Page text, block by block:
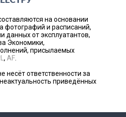
на основании
фотографий и расписаний,
данных от эксплуатантов,
Экономики,
присылаемых
, AF
несёт ответственности за
приведённых